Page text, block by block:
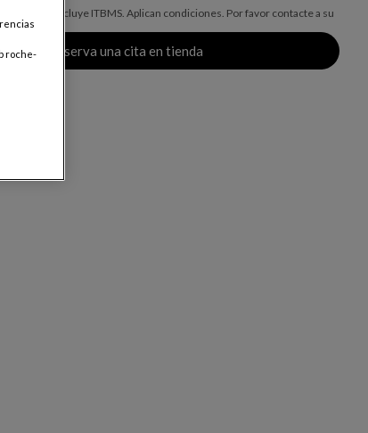
no incluye ITBMS. Aplican condiciones. Por favor contacte a su
Reserva una cita en tienda
roche-